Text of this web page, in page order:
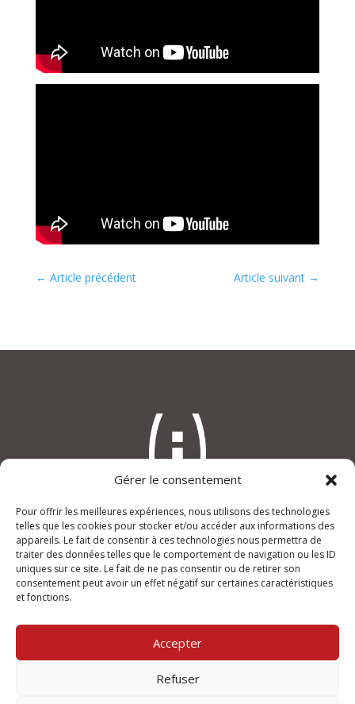
Gérer le consentement
Pour offrir les meilleures expériences, nous utilisons des technologies
telles que les cookies pour stocker et/ou accéder aux informations des
appareils. Le fait de consentir à ces technologies nous permettra de
traiter des données telles que le comportement de navigation ou les ID
uniques sur ce site. Le fait de ne pas consentir ou de retirer son
consentement peut avoir un effet négatif sur certaines caractéristiques
et fonctions.
Accepter
Refuser
← Article précédent Article suivant →
An(i)mage
“Le Verdi”, rue Joseph Lafond
13400 AUBAGNE
+33 (0)950 355 432
Mentions légales
de 9h à 12h et de 14h à 18h.